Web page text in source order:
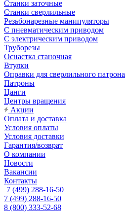
Станки заточные
Станки сверлильные
Резьбонарезные манипуляторы
С пневматическим приводом
С электрическим приводом
Труборезы
Оснастка станочная
Втулки
Оправки для сверлильного патрона
Патроны
Цанги
Центры вращения
Акции
Оплата и доставка
Условия оплаты
Условия доставки
Гарантия/возврат
О компании
Новости
Вакансии
Контакты
7 (499) 288-16-50
7 (499) 288-16-50
8 (800) 333-52-68